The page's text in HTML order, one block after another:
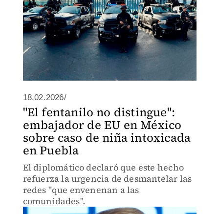
18.02.2026/
"El fentanilo no distingue":
embajador de EU en México
sobre caso de niña intoxicada
en Puebla
El diplomático declaró que este hecho
refuerza la urgencia de desmantelar las
redes "que envenenan a las
comunidades".